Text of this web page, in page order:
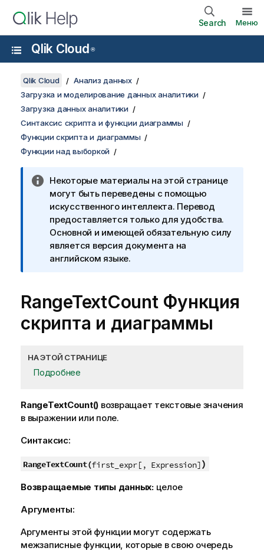
Search Меню
Qlik Cloud ®
Qlik Cloud
Анализ данных
Загрузка и моделирование данных аналитики
Загрузка данных аналитики
Синтаксис скрипта и функции диаграммы
Функции скрипта и диаграммы
Функции над выборкой
Некоторые материалы на этой странице
могут быть переведены с помощью
искусственного интеллекта. Перевод
предоставляется только для удобства.
Основной и имеющей обязательную силу
является версия документа на
английском языке.
RangeTextCountФункция
скрипта и диаграммы
НА ЭТОЙ СТРАНИЦЕ
Подробнее
RangeTextCount() возвращает текстовые значения
в выражении или поле.
Синтаксис:
RangeTextCount(first_expr[, Expression])
Возвращаемые типы данных: целое
Аргументы:
Аргументы этой функции могут содержать
межзаписные функции, которые в свою очередь